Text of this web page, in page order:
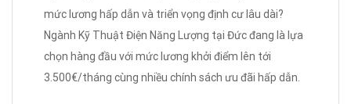
mức lương hấp dẫn và triển vọng định cư lâu dài?
Ngành Kỹ Thuật Điện Năng Lượng tại Đức đang là lựa
chọn hàng đầu với mức lương khởi điểm lên tới
3.500€/tháng cùng nhiều chính sách ưu đãi hấp dẫn.